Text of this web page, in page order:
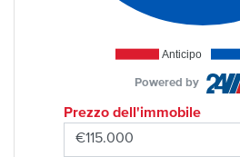
Anticipo
Powered by
Prezzo dell'immobile